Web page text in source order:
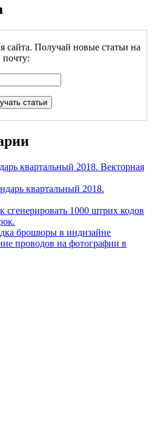
Получай новые статьи на
почту:
квартальный 2018. Векторная
квартальный 2018.
сгенерировать 1000 штрих кодов
брошюры в индизайне
проводов на фотографии в